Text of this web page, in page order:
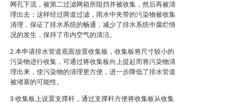
网孔下流，被第二过滤网箱所阻挡并被收集，然后再被清
理出去；这样经过两道过滤，雨水中夹带的污染物被收集
清理，保证了排水系统的畅通，减少了排水系统中腐烂情
况的发生，保持了市内空气的清洁。
2.本申请排水管道底面放置收集板，收集板将尺寸较小的
污染物进行收集，可通过将收集板向上提起而将污染物清
理出来，使污染物的清理更方便，进一步降低了排水管道
被堵塞的可能性。
3.收集板上设置支撑杆，通过支撑杆方便将收集板从收集